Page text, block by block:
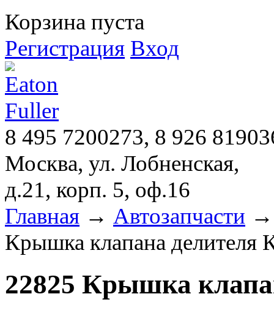
Корзина пуста
Регистрация Вход
8 495 7200273, 8 926
Москва, ул. Лобненская,
д.21, корп. 5, оф.16
Главная → Автозапчасти
Крышка клапана
22825 Крышка